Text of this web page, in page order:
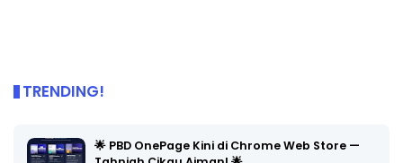
TRENDING!
🌟 PBD OnePage Kini di Chrome Web Store —